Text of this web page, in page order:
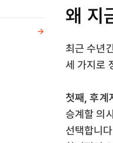
->
왜 지
최근 수년
세 가지로
첫째, 후계
승계할 의
선택합니